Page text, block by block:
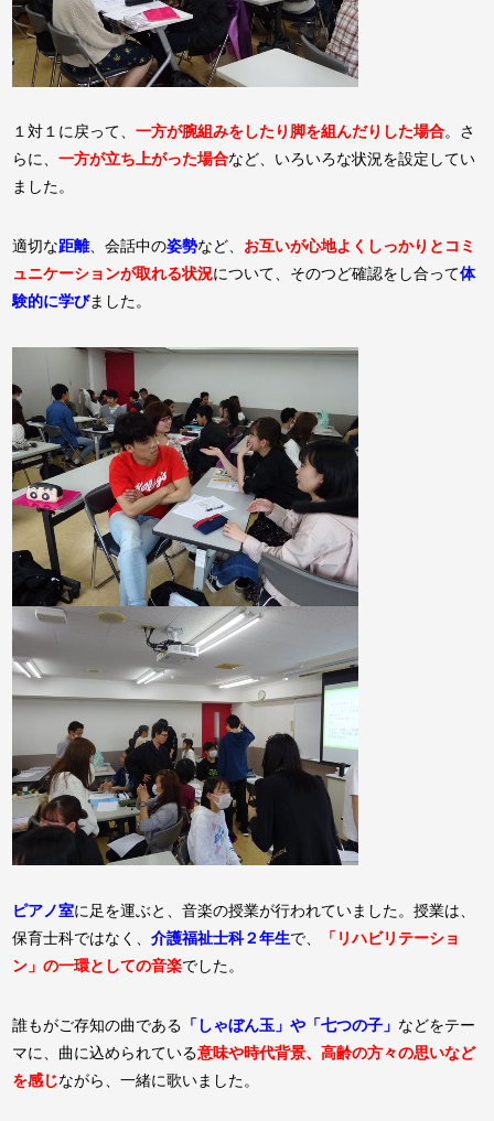
１対１に戻って、一方が腕組みをしたり脚を組んだりした場合。さ
らに、一方が立ち上がった場合など、いろいろな状況を設定してい
ました。
適切な距離、会話中の姿勢など、 お互いが心地よくしっかりとコミ
ュニケーションが取れる状況について、そのつど確認をし合って体
験的に学びました。
ピアノ室に足を運ぶと、音楽の授業が行われていました。授業は、
保育士科ではなく、介護福祉士科２年生で、
「リハビリテーショ
ン」の一環としての音楽でした。
誰もがご存知の曲である 「しゃぼん玉」や「七つの子」 などをテー
マに、曲に込められている意味や時代背景、高齢の方々の思いなど
を感じながら、一緒に歌いました。